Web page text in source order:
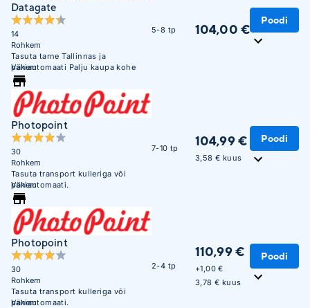
Datagate
14
Rohkem
Tasuta tarne Tallinnas ja
pakiautomaati Palju kaupa kohe
saadaval. Maksa hiljem või 3 osana
ilma lisakuluta.
Vähem
5-8 tp 104,00 €
Poodi
Photopoint
30
Rohkem
Tasuta transport kulleriga või
pakiautomaati.
Vähem
7-10 tp 104,99 €
3,58 € kuus
Poodi
Photopoint
30
Rohkem
Tasuta transport kulleriga või
pakiautomaati.
Vähem
2-4 tp
110,99 €
+1,00 €
3,78 € kuus
Poodi